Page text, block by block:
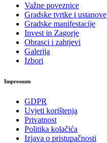
Važne poveznice
Gradske tvrtke i ustanove
Gradske manifestacije
Invest in Zagorje
Obrasci i zahtjevi
Galerija
Izbori
Impressum
GDPR
Uvjeti korištenja
Privatnost
Politika kolačića
Izjava o pristupačnosti